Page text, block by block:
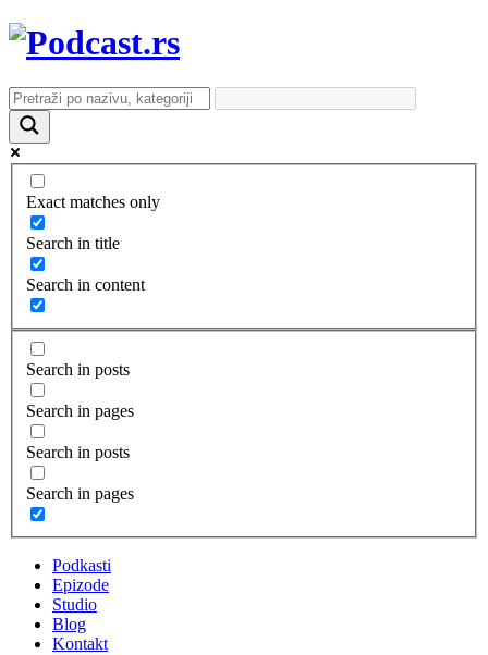
Exact matches only
Search in title
Search in content
Search in posts
Search in pages
Search in posts
Search in pages
Podkasti
Epizode
Studio
Blog
Kontakt